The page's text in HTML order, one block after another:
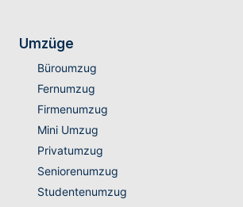
Umzüge
Büroumzug
Fernumzug
Firmenumzug
Mini Umzug
Privatumzug
Seniorenumzug
Studentenumzug